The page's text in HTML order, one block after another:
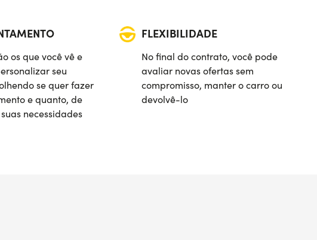
os que você vê e
seu
se quer fazer
e quanto, de
necessidades
FLEXIBILIDADE
No final do contrato, você pode
avaliar novas ofertas sem
compromisso, manter o carro ou
devolvê-lo